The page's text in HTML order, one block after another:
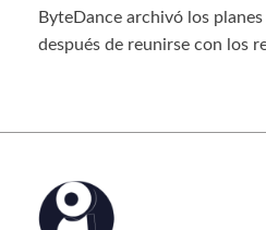
ByteDance archivó los
después de reunirse con los